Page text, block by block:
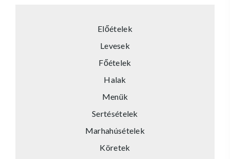
Előételek
Levesek
Főételek
Halak
Menük
Sertésételek
Marhahúsételek
Köretek